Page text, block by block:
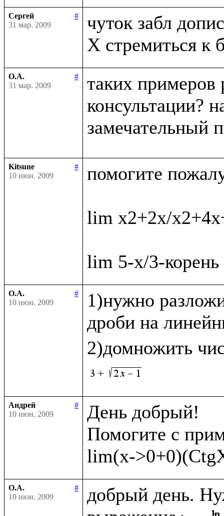
Сергей
#
31 мар. 2009
чуток забл
О.А.
#
31 мар. 2009
таких
консультации?
замечательный
Kitsune
#
10 июн. 2009
помогите
lim x2+2x/
О.А.
#
10 июн. 2009
1)нужно
дроби на
2)домножить
Андрей
#
10 июн. 2009
День добрый!
Помогите с
О.А.
#
10 июн. 2009
добрый день.